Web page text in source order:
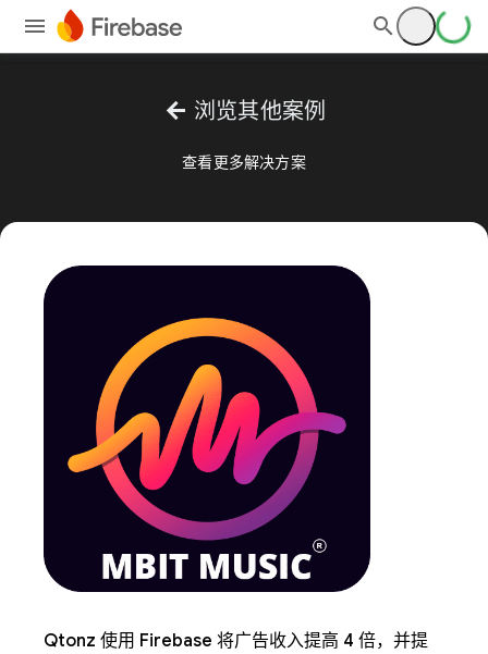
arrow_back 浏览其他案例
查看更多解决方案
Qtonz 使用 Firebase 将广告收入提高 4 倍，并提